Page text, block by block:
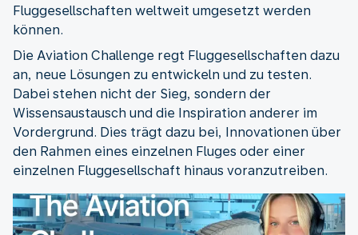
Fluggesellschaften weltweit umgesetzt werden
können.
Die Aviation Challenge regt Fluggesellschaften dazu
an, neue Lösungen zu entwickeln und zu testen.
Dabei stehen nicht der Sieg, sondern der
Wissensaustausch und die Inspiration anderer im
Vordergrund. Dies trägt dazu bei, Innovationen über
den Rahmen eines einzelnen Fluges oder einer
einzelnen Fluggesellschaft hinaus voranzutreiben.